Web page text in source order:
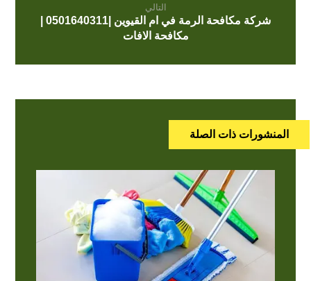
التالي
مكافحة الافات
المنشورات ذات الصلة